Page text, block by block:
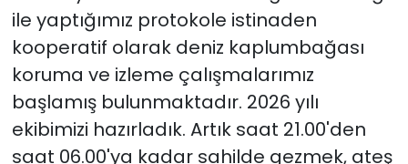
ile yaptığımız protokole istinaden
kooperatif olarak deniz kaplumbağası
koruma ve izleme çalışmalarımız
başlamış bulunmaktadır. 2026 yılı
ekibimizi hazırladık. Artık saat 21.00'den
saat 06.00'ya kadar sahilde gezmek, ateş